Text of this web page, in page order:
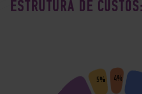
ESTRUTURA DE CUSTOS:
5% 4%